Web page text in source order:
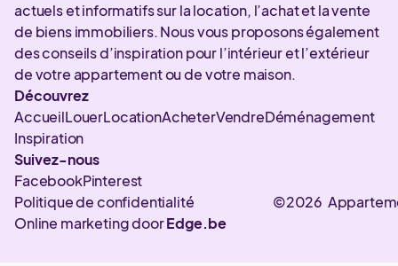
actuels et informatifs sur la location, l’achat et la vente
de biens immobiliers. Nous vous proposons également
des conseils d’inspiration pour l’intérieur et l’extérieur
de votre appartement ou de votre maison.
Découvrez
AccueilLouerLocationAcheterVendreDéménagement
Inspiration
Suivez-nous
FacebookPinterest
©2026
Politique de confidentialité
Online marketing doorEdge.be